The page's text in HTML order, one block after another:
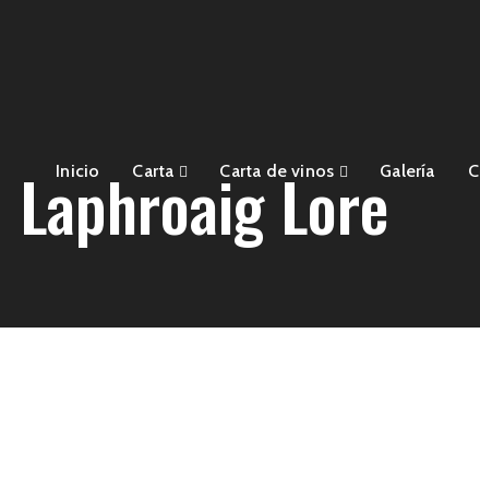
Inicio Carta Carta de vinos Galería
Laphroaig Lore